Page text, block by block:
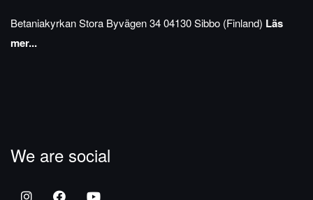
BetaniakyrkanStora Byvägen 3404130 Sibbo (Finland) Läs
mer...
We are social